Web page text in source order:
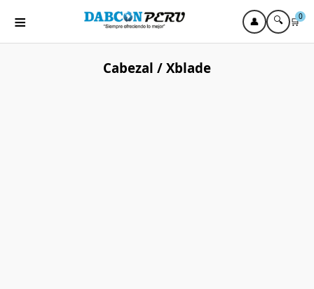
≡ 👤 🔍 🛒0
Cabezal / Xblade